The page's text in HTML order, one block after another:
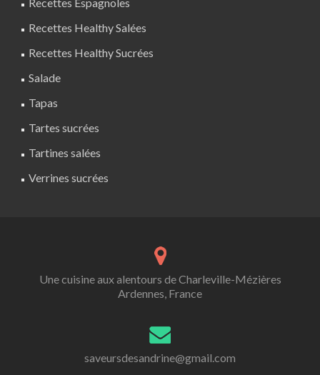
Recettes Healthy Salées
Recettes Healthy Sucrées
Salade
Tapas
Tartes sucrées
Tartines salées
Verrines sucrées
Une cuisine aux alentours de Charleville-Mézières
Ardennes, France
saveursdesandrine@gmail.com